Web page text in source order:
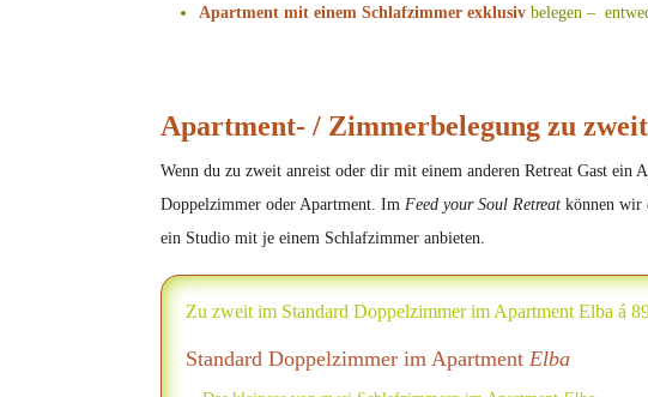
Apartment mit einemSchlafzimmerexklusivbelegen –
Apartment- / Zimmerbelegung zu
Wenn du zu zweit anreist oder dir mit einem anderen Retreat Gast
Doppelzimmer oder Apartment. ImFeed your Soul Retreat können wir
ein Studio mit je einem Schlafzimmer anbieten.
Zu zweit im Standard Doppelzimmer im Apartment Elba á
Standard Doppelzimmer im ApartmentElba